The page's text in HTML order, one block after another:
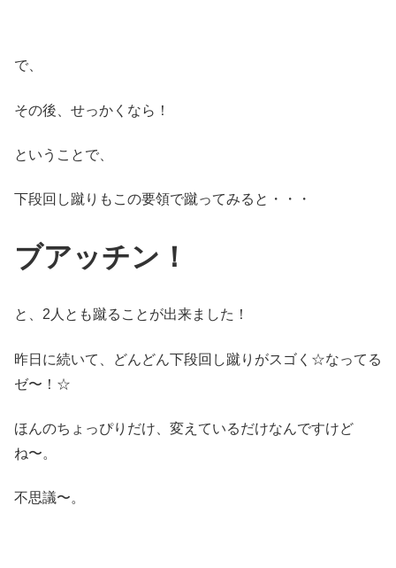
で、
その後、せっかくなら！
ということで、
下段回し蹴りもこの要領で蹴ってみると・・・
ブアッチン！
と、2人とも蹴ることが出来ました！
昨日に続いて、どんどん下段回し蹴りがスゴく☆なってる
ゼ〜！☆
ほんのちょっぴりだけ、変えているだけなんですけど
ね〜。
不思議〜。